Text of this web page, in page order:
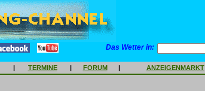
Das Wetter in:
| TERMINE | FORUM | ANZEIGENMARKT